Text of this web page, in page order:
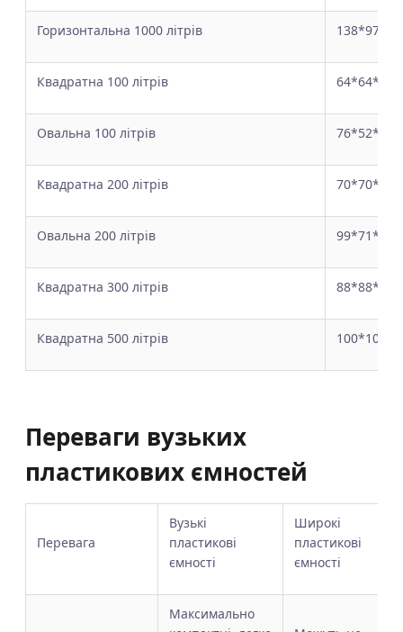
Горизонтальна 1000 літрів
Квадратна 100 літрів 64*64*40
Овальна 100 літрів 76*52*37
Квадратна 200 літрів 70*70*56
Овальна 200 літрів 99*71*48
Квадратна 300 літрів 88*88*53
Квадратна 500 літрів
Переваги вузьких
пластикових ємностей
Перевага
Вузькі
пластикові
ємності
Широкі
пластикові
ємності
Максимально